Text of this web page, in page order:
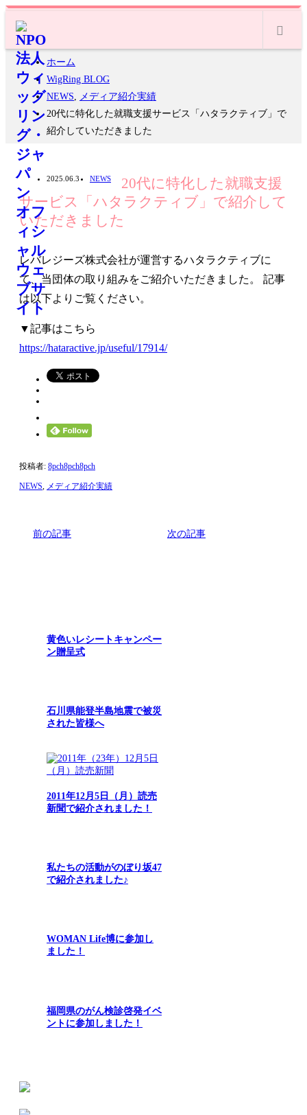
ホーム
WigRing BLOG
NEWS, メディア紹介実績
20代に特化した就職支援サービス「ハタラクティブ」で
紹介していただきました
2025.06.3 NEWS
20代に特化した就職支援
サービス「ハタラクティブ」で紹介して
いただきました
レバレジーズ株式会社が運営するハタラクティブに
て、当団体の取り組みをご紹介いただきました。 記事
は以下よりご覧ください。
▼記事はこちら
https://hataractive.jp/useful/17914/
投稿者: 8pch8pch8pch
NEWS, メディア紹介実績
前の記事 次の記事
黄色いレシートキャンペー
ン贈呈式
石川県能登半島地震で被災
された皆様へ
2011年12月5日（月）読売
新聞で紹介されました！
私たちの活動がのぼり坂47
で紹介されました♪
WOMAN Life博に参加し
ました！
福岡県のがん検診啓発イベ
ントに参加しました！